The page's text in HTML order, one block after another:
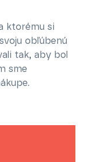
ktorému si
obľúbenú
tak, aby bol
sme